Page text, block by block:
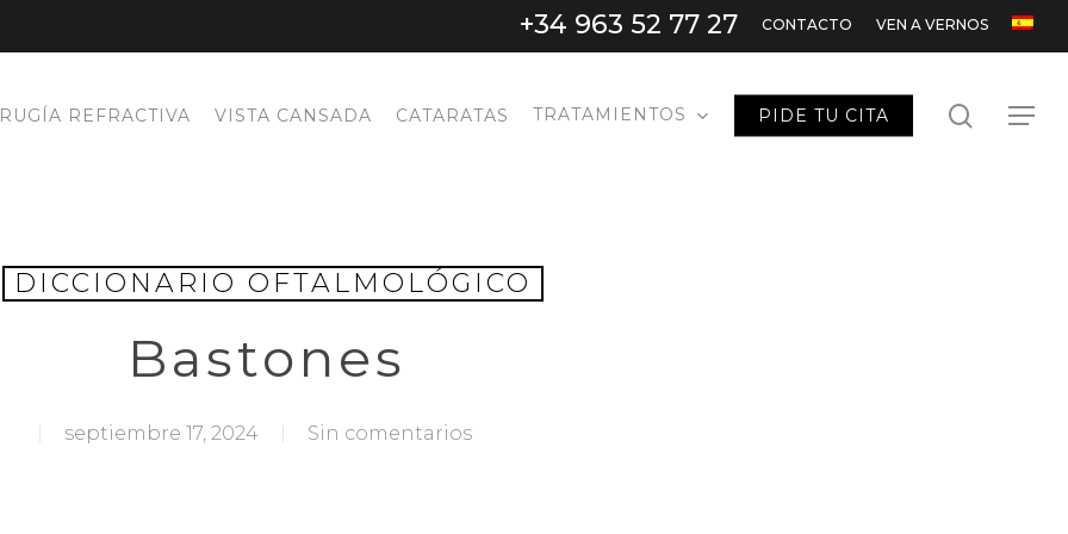
+34 963 52 77 27 CONTACTO VEN A VERNOS
REFRACTIVA VISTA CANSADA CATARATAS TRATAMIENTOS PIDE TU CITA search
Menu
DICCIONARIO OFTALMOLÓGICO
Bastones
septiembre 17, 2024 Sin comentarios